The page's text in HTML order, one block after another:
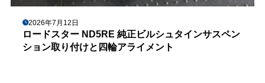
2026年7月12日
ロードスター ND5RE 純正ビルシュタインサスペン
ション取り付けと四輪アライメント